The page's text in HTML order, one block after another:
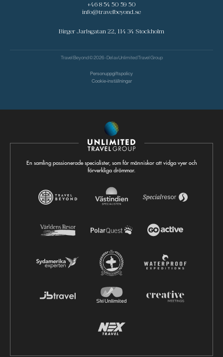
+46 8 54 50 59 50
info@travelbeyond.se
Birger Jarlsgatan 22, 114 34 Stockholm
Travel Beyond © 2026 - Del avUnlimited Travel Group
Personuppgiftspolicy
Cookie-inställningar
En samling passionerade specialister, som får människor att vidga vyer och
förverkliga drömmar.